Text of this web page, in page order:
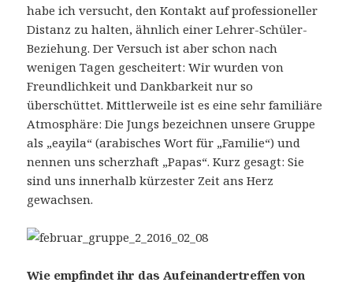
habe ich versucht, den Kontakt auf professioneller
Distanz zu halten, ähnlich einer Lehrer-Schüler-
Beziehung. Der Versuch ist aber schon nach
wenigen Tagen gescheitert: Wir wurden von
Freundlichkeit und Dankbarkeit nur so
überschüttet. Mittlerweile ist es eine sehr familiäre
Atmosphäre: Die Jungs bezeichnen unsere Gruppe
als „eayila“ (arabisches Wort für „Familie“) und
nennen uns scherzhaft „Papas“. Kurz gesagt: Sie
sind uns innerhalb kürzester Zeit ans Herz
gewachsen.
Wie empfindet ihr das Aufeinandertreffen von